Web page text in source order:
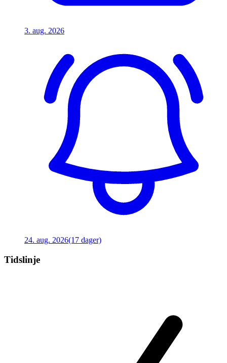
3. aug. 2026
24. aug. 2026(17 dager)
Tidslinje